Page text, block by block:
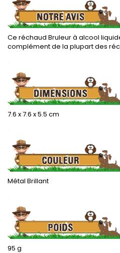
Ce réchaud Bruleur à alcool
complément de la plupart des
.
7.6 x 7.6 x 5.5 cm
.
Métal Brillant
.
95 g